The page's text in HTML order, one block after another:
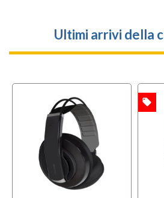
Ultimi arrivi della
local_offer